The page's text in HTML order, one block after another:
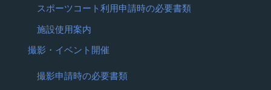
スポーツコート利用申請時の必要書類
施設使用案内
撮影・イベント開催
撮影申請時の必要書類